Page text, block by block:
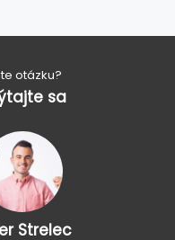
otázku?
sa
Strelec